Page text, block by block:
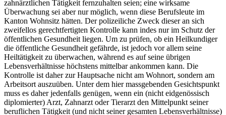
zahnärztlichen Tätigkeit fernzuhalten seien; eine wirksame
Überwachung sei aber nur möglich, wenn diese Berufsleute im
Kanton Wohnsitz hätten. Der polizeiliche Zweck dieser an sich
zweifellos gerechtfertigten Kontrolle kann indes nur im Schutz der
öffentlichen Gesundheit liegen. Um zu prüfen, ob ein Heilkundiger
die öffentliche Gesundheit gefährde, ist jedoch vor allem seine
Heiltätigkeit zu überwachen, während es auf seine übrigen
Lebensverhältnisse höchstens mittelbar ankommen kann. Die
Kontrolle ist daher zur Hauptsache nicht am Wohnort, sondern am
Arbeitsort auszuüben. Unter dem hier massgebenden Gesichtspunkt
muss es daher jedenfalls genügen, wenn ein (nicht eidgenössisch
diplomierter) Arzt, Zahnarzt oder Tierarzt den Mittelpunkt seiner
beruflichen Tätigkeit (und nicht seiner gesamten Lebensverhältnisse)